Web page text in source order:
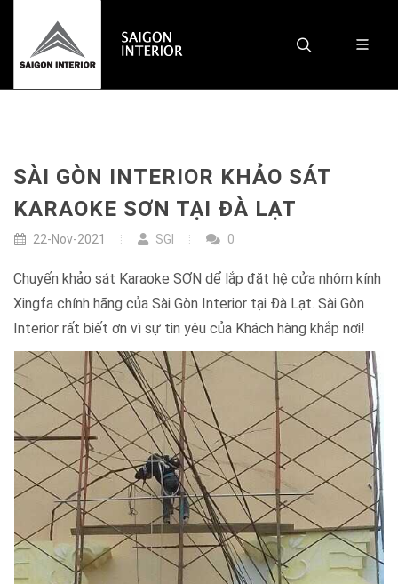
SÀI GÒN INTERIOR KHẢO SÁT
KARAOKE SƠN TẠI ĐÀ LẠT
22-Nov-2021 SGI 0
Chuyến khảo sát Karaoke SƠN dể lắp đặt hệ cửa nhôm kính
Xingfa chính hãng của Sài Gòn Interior tại Đà Lạt. Sài Gòn
Interior rất biết ơn vì sự tin yêu của Khách hàng khắp nơi!